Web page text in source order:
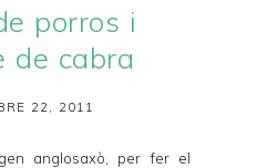
porros i
de cabra
22, 2011
anglosaxò, per fer el